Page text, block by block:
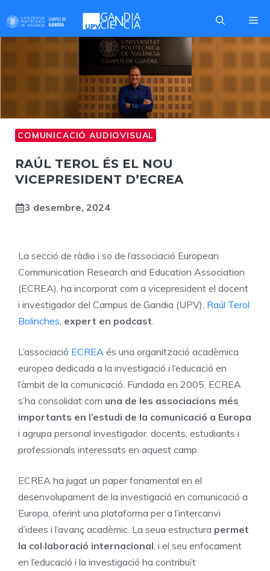
to
content
COMUNICACIÓ AUDIOVISUAL
RAÚL TEROL ÉS EL NOU
VICEPRESIDENT D’ECREA
3 desembre, 2024
La secció de ràdio i so de l’associació European
Communication Research and Education Association
(ECREA), ha incorporat com a vicepresident el docent
i investigador del Campus de Gandia (UPV), Raúl Terol
Bolinches expert en podcast
L’associació ECREA és una organització acadèmica
europea dedicada a la investigació i l’educació en
l’àmbit de la comunicació. Fundada en 2005, ECREA
s’ha consolidat com una de les associacions més
importants en l’estudi de la comunicació a Europa
i agrupa personal investigador, docents, estudiants i
professionals interessats en aquest camp.
ECREA ha jugat un paper fonamental en el
desenvolupament de la investigació en comunicació a
Europa, oferint una plataforma per a l’intercanvi
d’idees i l’avanç acadèmic. La seua estructura permet
la col·laboració internacional , i el seu enfocament
en l’educació i la investigació ha contribuït